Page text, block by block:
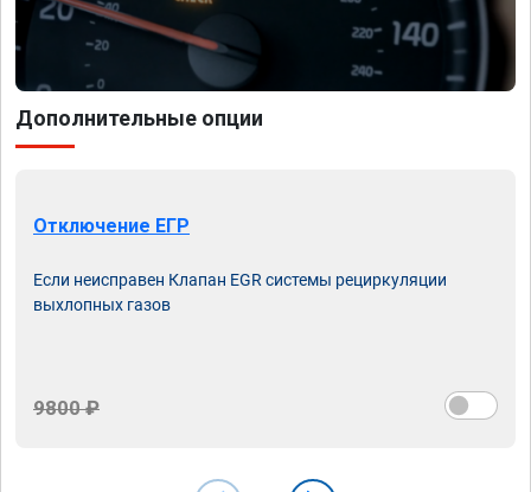
Дополнительные опции
Отключение ЕГР
Если неисправен Клапан EGR системы рециркуляции
выхлопных газов
9800 ₽